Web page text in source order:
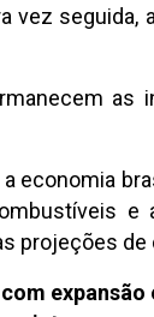
vez seguida,
as
economia
e
projeções de